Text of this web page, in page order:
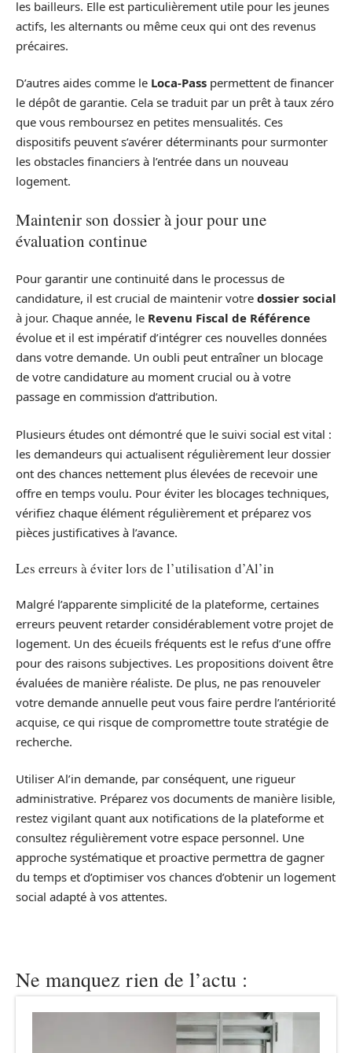
les bailleurs. Elle est particulièrement utile pour les jeunes
actifs, les alternants ou même ceux qui ont des revenus
précaires.
D’autres aides comme le Loca-Pass permettent de financer
le dépôt de garantie. Cela se traduit par un prêt à taux zéro
que vous remboursez en petites mensualités. Ces
dispositifs peuvent s’avérer déterminants pour surmonter
les obstacles financiers à l’entrée dans un nouveau
logement.
Maintenir son dossier à jour pour une
évaluation continue
Pour garantir une continuité dans le processus de
candidature, il est crucial de maintenir votre dossier social
à jour. Chaque année, le Revenu Fiscal de Référence
évolue et il est impératif d’intégrer ces nouvelles données
dans votre demande. Un oubli peut entraîner un blocage
de votre candidature au moment crucial ou à votre
passage en commission d’attribution.
Plusieurs études ont démontré que le suivi social est vital :
les demandeurs qui actualisent régulièrement leur dossier
ont des chances nettement plus élevées de recevoir une
offre en temps voulu. Pour éviter les blocages techniques,
vérifiez chaque élément régulièrement et préparez vos
pièces justificatives à l’avance.
Les erreurs à éviter lors de l’utilisation d’Al’in
Malgré l’apparente simplicité de la plateforme, certaines
erreurs peuvent retarder considérablement votre projet de
logement. Un des écueils fréquents est le refus d’une offre
pour des raisons subjectives. Les propositions doivent être
évaluées de manière réaliste. De plus, ne pas renouveler
votre demande annuelle peut vous faire perdre l’antériorité
acquise, ce qui risque de compromettre toute stratégie de
recherche.
Utiliser Al’in demande, par conséquent, une rigueur
administrative. Préparez vos documents de manière lisible,
restez vigilant quant aux notifications de la plateforme et
consultez régulièrement votre espace personnel. Une
approche systématique et proactive permettra de gagner
du temps et d’optimiser vos chances d’obtenir un logement
social adapté à vos attentes.
Ne manquez rien de l’actu :